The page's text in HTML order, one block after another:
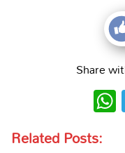
Share
Related Posts: